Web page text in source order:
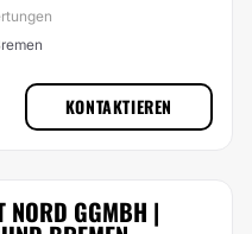
KONTAKTIEREN
NORD GGMBH |